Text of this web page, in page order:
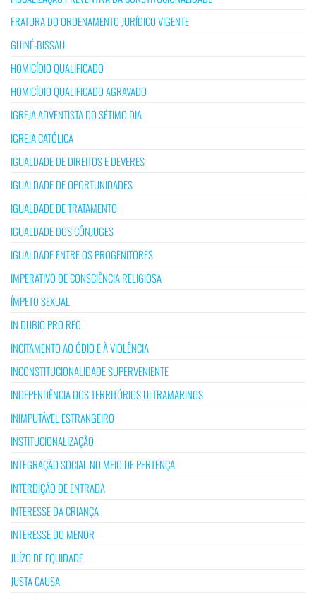
FRATURA DO ORDENAMENTO JURÍDICO VIGENTE
GUINÉ-BISSAU
HOMICÍDIO QUALIFICADO
HOMICÍDIO QUALIFICADO AGRAVADO
IGREJA ADVENTISTA DO SÉTIMO DIA
IGREJA CATÓLICA
IGUALDADE DE DIREITOS E DEVERES
IGUALDADE DE OPORTUNIDADES
IGUALDADE DE TRATAMENTO
IGUALDADE DOS CÔNJUGES
IGUALDADE ENTRE OS PROGENITORES
IMPERATIVO DE CONSCIÊNCIA RELIGIOSA
ÍMPETO SEXUAL
IN DUBIO PRO REO
INCITAMENTO AO ÓDIO E À VIOLÊNCIA
INCONSTITUCIONALIDADE SUPERVENIENTE
INDEPENDÊNCIA DOS TERRITÓRIOS ULTRAMARINOS
INIMPUTÁVEL ESTRANGEIRO
INSTITUCIONALIZAÇÃO
INTEGRAÇÃO SOCIAL NO MEIO DE PERTENÇA
INTERDIÇÃO DE ENTRADA
INTERESSE DA CRIANÇA
INTERESSE DO MENOR
JUÍZO DE EQUIDADE
JUSTA CAUSA